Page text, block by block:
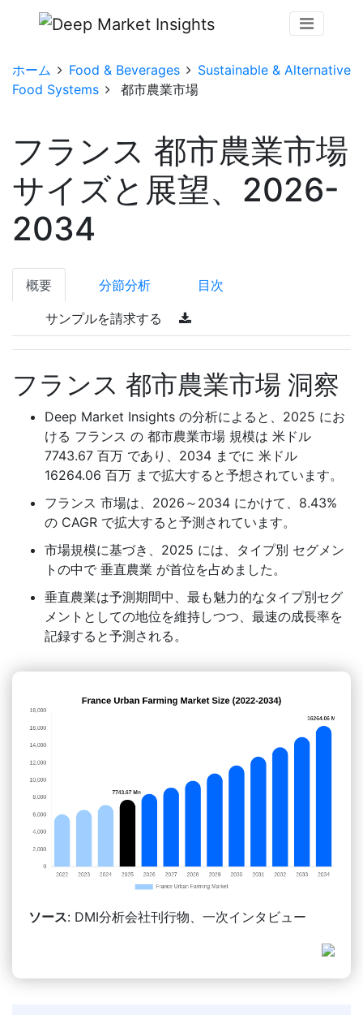
ホーム Food & Beverages
Sustainable & Alternative
Food Systems
都市農業市場
フランス 都市農業市場
サイズと展望、2026-
2034
概要 分節分析 目次
サンプルを請求する
フランス 都市農業市場 洞察
Deep Market Insights の分析によると、2025 にお
ける フランス の 都市農業市場 規模は 米ドル
7743.67 百万 であり、2034 までに 米ドル
16264.06 百万 まで拡大すると予想されています。
フランス 市場は、2026～2034 にかけて、8.43%
の CAGR で拡大すると予測されています。
市場規模に基づき、2025 には、タイプ別 セグメン
トの中で 垂直農業 が首位を占めました。
垂直農業は予測期間中、最も魅力的なタイプ別セグ
メントとしての地位を維持しつつ、最速の成長率を
記録すると予測される。
ソース: DMI分析会社刊行物、一次インタビュー